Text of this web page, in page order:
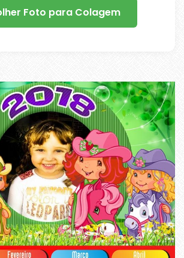
Foto para Colagem